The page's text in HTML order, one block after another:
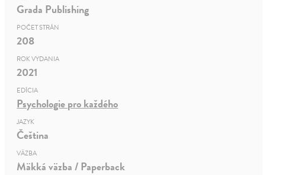
Grada Publishing
POČET STRÁN
208
ROK VYDANIA
2021
EDÍCIA
Psychologie pro každého
JAZYK
Čeština
VÄZBA
Mäkká väzba / Paperback